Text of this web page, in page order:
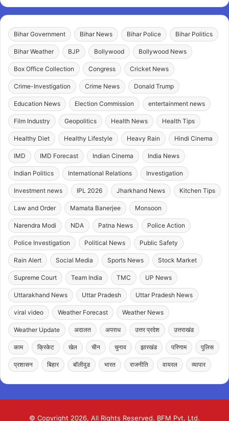
Bihar Government Bihar News Bihar Police Bihar Politics
Bihar Weather BJP Bollywood Bollywood News
Box Office Collection Congress Cricket News
Crime-Investigation Crime News Donald Trump
Education News Election Commission entertainment news
Film Industry Geopolitics Health News Health Tips
Healthy Diet Healthy Lifestyle Heavy Rain Hindi Cinema
IMD IMD Forecast Indian Cinema India News
Indian Politics International Relations Investigation
Investment news IPL 2026 Jharkhand News Kitchen Tips
Law and Order Mamata Banerjee Monsoon
Narendra Modi NDA Patna News Police Action
Police Investigation Political News Public Safety
Rain Alert Social Media Sports News Stock Market
Supreme Court Team India TMC UP News
Uttarakhand News Uttar Pradesh Uttar Pradesh News
viral video Weather Forecast Weather News
Weather Update अदालत अपराध उत्तर प्रदेश उत्तराखंड
काम क्रिकेट खेल चीन चुनाव झारखंड परिणाम पुलिस
प्रशासन बिहार बॉलीवुड भारत राजनीति वायरल व्यापार
© Copyright 2026, All Rights Reserved. BFM Pvt. Ltd.